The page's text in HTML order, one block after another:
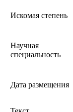
Искомая степень
Научная
специальность
Дата размещения